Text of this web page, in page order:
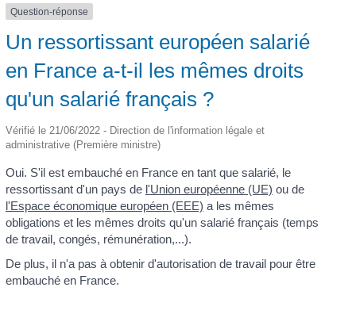
Question-réponse
Un ressortissant européen salarié
en France a-t-il les mêmes droits
qu'un salarié français ?
Vérifié le 21/06/2022 - Direction de l'information légale et
administrative (Première ministre)
Oui. S'il est embauché en France en tant que salarié, le
ressortissant d'un pays de l'Union européenne (UE) ou de
l'Espace économique européen (EEE) a les mêmes
obligations et les mêmes droits qu'un salarié français (temps
de travail, congés, rémunération,...).
De plus, il n'a pas à obtenir d'autorisation de travail pour être
embauché en France.